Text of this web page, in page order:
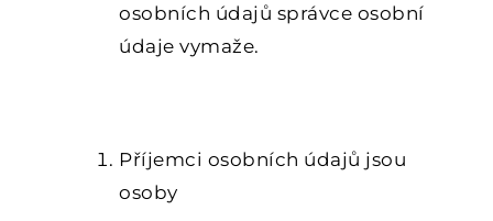
osobních údajů správce osobní
údaje vymaže.
Příjemci osobních údajů jsou
osoby